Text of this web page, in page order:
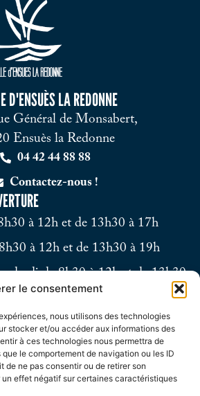
le consentement
nous utilisons des technologies
stocker et/ou accéder aux informations des
à ces technologies nous permettra de
le comportement de navigation ou les ID
de ne pas consentir ou de retirer son
effet négatif sur certaines caractéristiques
D'ENSUÈS LA REDONNE
Général de Monsabert,
Ensuès la Redonne
04 42 44 88 88
Contactez-nous !
à 12h et de 13h30 à 17h
à 12h et de 13h30 à 19h
de 8h30 à 12h et de 13h30
de 9h à 12h